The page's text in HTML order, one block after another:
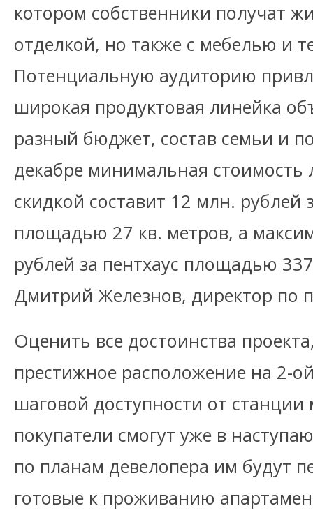
котором собственники получат
отделкой, но также с мебелью и
Потенциальную аудиторию
широкая продуктовая линейка
разный бюджет, состав семьи и
декабре минимальная стоимость
скидкой составит 12 млн. рублей
площадью 27 кв. метров, а
рублей за пентхаус площадью
Дмитрий Железнов, директор по
Оценить все достоинства
престижное расположение на 2-
шаговой доступности от станции
покупатели смогут уже в
по планам девелопера им будут
готовые к проживанию